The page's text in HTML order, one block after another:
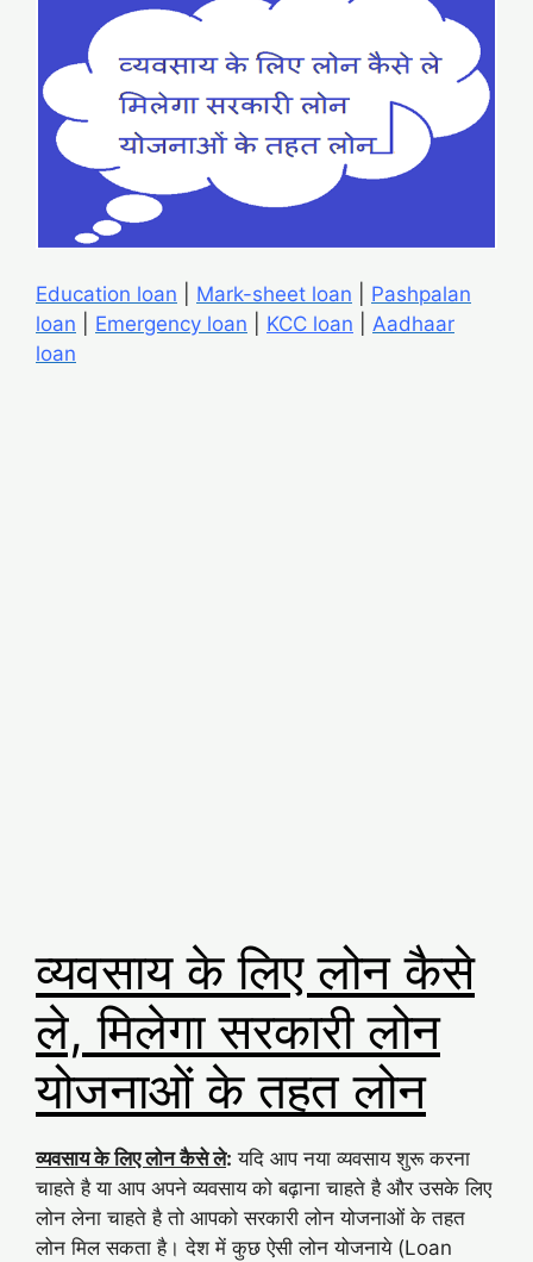
Education loan Mark-sheet loan
Pashpalan
loan
Emergency loan KCC loan
Aadhaar
loan
व्यवसाय के लिए लोन कैसे
ले, मिलेगा सरकारी लोन
योजनाओं के तहत लोन
व्यवसाय के लिए लोन कैसे ले: यदि आप नया व्यवसाय शुरू करना
चाहते है या आप अपने व्यवसाय को बढ़ाना चाहते है और उसके लिए
लोन लेना चाहते है तो आपको सरकारी लोन योजनाओं के तहत
लोन मिल सकता है। देश में कुछ ऐसी लोन योजनाये (Loan